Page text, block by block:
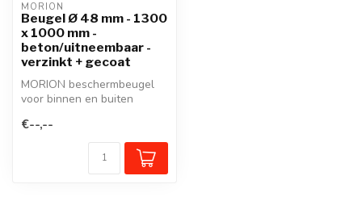
MORION
Beugel Ø 48 mm - 1300
x 1000 mm -
beton/uitneembaar -
verzinkt + gecoat
MORION beschermbeugel
voor binnen en buiten
voor vaste...
€--,--